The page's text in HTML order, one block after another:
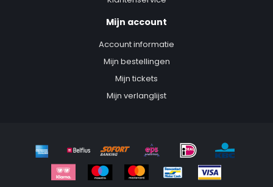
Mijn account
Account informatie
Mijn bestellingen
Mijn tickets
Mijn verlanglijst